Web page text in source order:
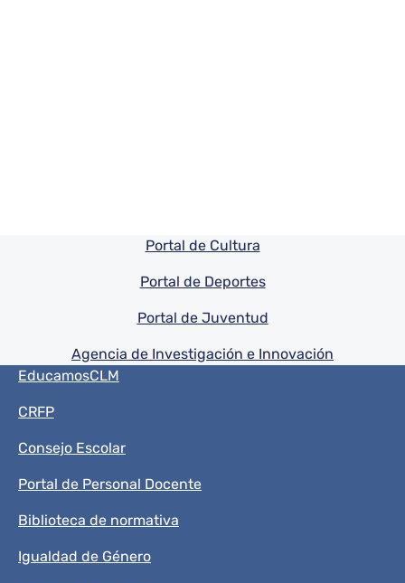
Pie de pagina información
Portal de Cultura
Portal de Deportes
Portal de Juventud
Agencia de Investigación e Innovación
Menú del pie
EducamosCLM
CRFP
Consejo Escolar
Portal de Personal Docente
Biblioteca de normativa
Igualdad de Género